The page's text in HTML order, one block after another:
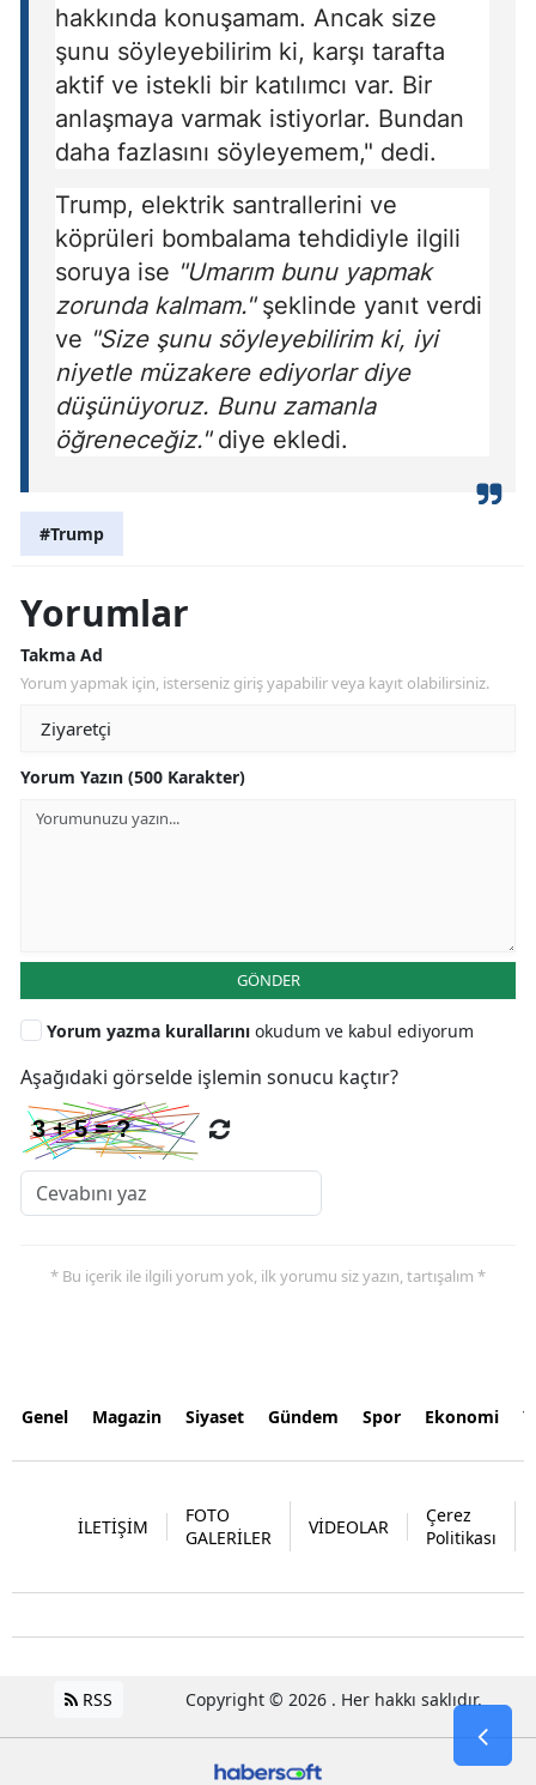
hakkında konuşamam. Ancak size
şunu söyleyebilirim ki, karşı tarafta
aktif ve istekli bir katılımcı var. Bir
anlaşmaya varmak istiyorlar. Bundan
daha fazlasını söyleyemem," dedi.
Trump, elektrik santrallerini ve
köprüleri bombalama tehdidiyle ilgili
soruya ise "Umarım bunu yapmak
zorunda kalmam."şeklinde yanıt verdi
ve "Size şunu söyleyebilirim ki, iyi
niyetle müzakere ediyorlar diye
düşünüyoruz. Bunu zamanla
öğreneceğiz."diye ekledi.
#Trump
Yorumlar
Takma Ad
Yorum yapmak için, isterseniz giriş yapabilir veya kayıt olabilirsiniz.
Yorum Yazın (500 Karakter)
GÖNDER
Yorum yazma kurallarını okudum ve kabul ediyorum
Aşağıdaki görselde işlemin sonucu kaçtır?
* Bu içerik ile ilgili yorum yok, ilk yorumu siz yazın, tartışalım *
Genel Magazin Siyaset Gündem Spor Ekonomi
İLETİŞİM
FOTO
GALERİLER
VİDEOLAR
Çerez
Politikası
RSS Copyright © 2026 . Her hakkı saklıdır.